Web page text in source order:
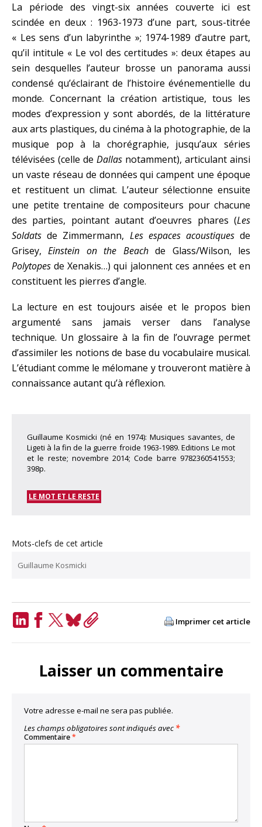
La période des vingt-six années couverte ici est
scindée en deux : 1963-1973 d’une part, sous-titrée
« Les sens d’un labyrinthe »; 1974-1989 d’autre part,
qu’il intitule « Le vol des certitudes »: deux étapes au
sein desquelles l’auteur brosse un panorama aussi
condensé qu’éclairant de l’histoire événementielle du
monde. Concernant la création artistique, tous les
modes d’expression y sont abordés, de la littérature
aux arts plastiques, du cinéma à la photographie, de la
musique pop à la chorégraphie, jusqu’aux séries
télévisées (celle de Dallas notamment), articulant ainsi
un vaste réseau de données qui campent une époque
et restituent un climat. L’auteur sélectionne ensuite
une petite trentaine de compositeurs pour chacune
des parties, pointant autant d’oeuvres phares (Les
Soldats de Zimmermann, Les espaces acoustiquesde
Grisey,Einstein on the Beachde Glass/Wilson, les
Polytopesde Xenakis…) qui jalonnent ces années et en
constituent les pierres d’angle.
La lecture en est toujours aisée et le propos bien
argumenté sans jamais verser dans l’analyse
technique. Un glossaire à la fin de l’ouvrage permet
d’assimiler les notions de base du vocabulaire musical.
L’étudiant comme le mélomane y trouveront matière à
connaissance autant qu’à réflexion.
Guillaume Kosmicki (né en 1974): Musiques savantes, de
Ligeti à la fin de la guerre froide 1963-1989. Editions Le mot
et le reste; novembre 2014; Code barre 9782360541553;
398p.
LE MOT ET LE RESTE
Mots-clefs de cet article
Guillaume Kosmicki
Imprimer cet article
Laisser un commentaire
Votre adresse e-mail ne sera pas publiée.
Les champs obligatoires sont indiqués avec *
Commentaire*